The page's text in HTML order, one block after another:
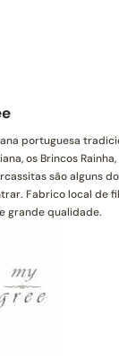
portuguesa
os Brincos
são alguns
Fabrico local de
grande qualidade.